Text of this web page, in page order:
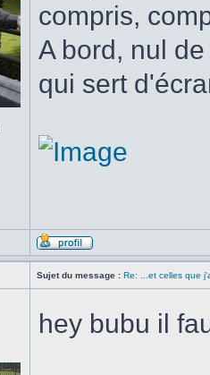
compris,
A bord, nul
qui sert
Sujet du message : Re: ...et celles que
hey bubu il